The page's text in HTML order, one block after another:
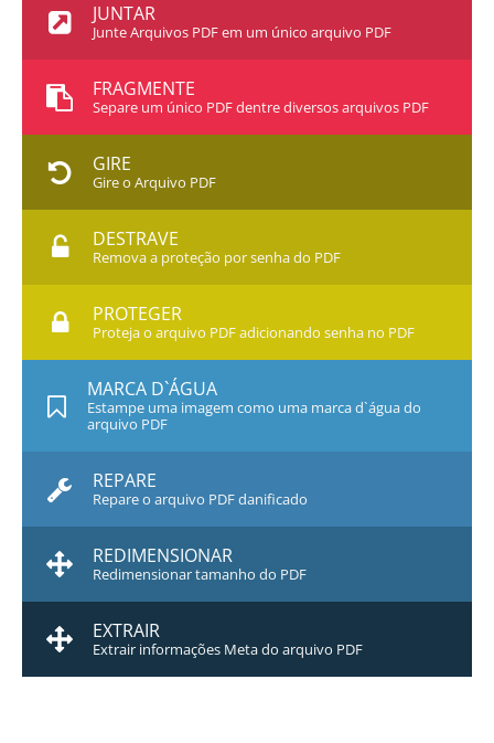
JUNTAR
Junte Arquivos PDF em um único arquivo PDF
FRAGMENTE
Separe um único PDF dentre diversos arquivos PDF
GIRE
Gire o Arquivo PDF
DESTRAVE
Remova a proteção por senha do PDF
PROTEGER
Proteja o arquivo PDF adicionando senha no PDF
MARCA D`ÁGUA
Estampe uma imagem como uma marca d`água do
arquivo PDF
REPARE
Repare o arquivo PDF danificado
REDIMENSIONAR
Redimensionar tamanho do PDF
EXTRAIR
Extrair informações Meta do arquivo PDF